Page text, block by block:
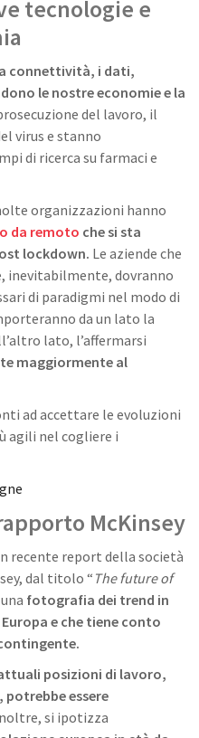
tecnologie e
connettività, i dati,
le nostre economie e la
del lavoro, il
virus e stanno
di ricerca su farmaci e
organizzazioni hanno
da remoto che si sta
lockdown. Le aziende che
inevitabilmente, dovranno
di paradigmi nel modo di
da un lato la
lato, l’affermarsi
maggiormente al
ad accettare le evoluzioni
agili nel cogliere i
apporto McKinsey
recente report della società
dal titolo “ The future of
fotografia dei trend in
e che tiene conto
posizioni di lavoro,
potrebbe essere
si ipotizza